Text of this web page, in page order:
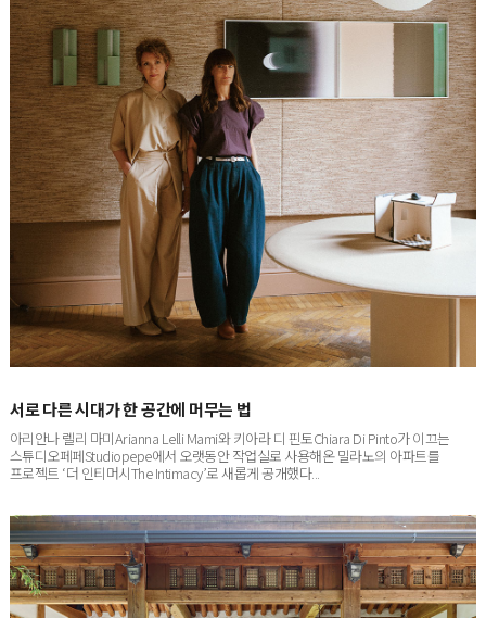
아리안나 렐리 마미Arianna Lelli Mami와 키아라 디 핀토Chiara Di Pinto가 이끄는
스튜디오페페Studiopepe에서 오랫동안 작업실로 사용해온 밀라노의 아파트를
프로젝트 ‘더 인티머시The Intimacy’로 새롭게 공개했다...